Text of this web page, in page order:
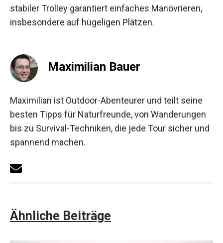
stabiler Trolley garantiert einfaches Manövrieren,
insbesondere auf hügeligen Plätzen.
Maximilian Bauer
Maximilian ist Outdoor-Abenteurer und teilt seine
besten Tipps für Naturfreunde, von Wanderungen
bis zu Survival-Techniken, die jede Tour sicher und
spannend machen.
Ähnliche Beiträge